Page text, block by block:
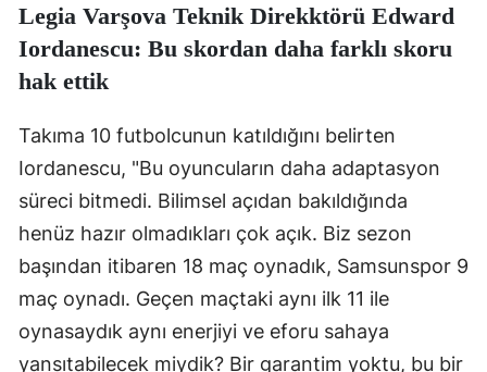
Bartın
Yalova
Karabük
Osmaniye
Düzce
Legia Varşova Teknik Direkktörü Edward
Iordanescu: Bu skordan daha farklı skoru
hak ettik
Takıma 10 futbolcunun katıldığını belirten
Iordanescu, "Bu oyuncuların daha adaptasyon
süreci bitmedi. Bilimsel açıdan bakıldığında
henüz hazır olmadıkları çok açık. Biz sezon
başından itibaren 18 maç oynadık, Samsunspor 9
maç oynadı. Geçen maçtaki aynı ilk 11 ile
oynasaydık aynı enerjiyi ve eforu sahaya
yansıtabilecek miydik? Bir garantim yoktu, bu bir